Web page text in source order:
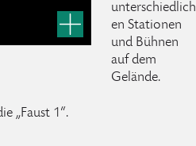
unterschiedlich
en Stationen
und Bühnen
auf dem
Gelände.
„Faust 1“.